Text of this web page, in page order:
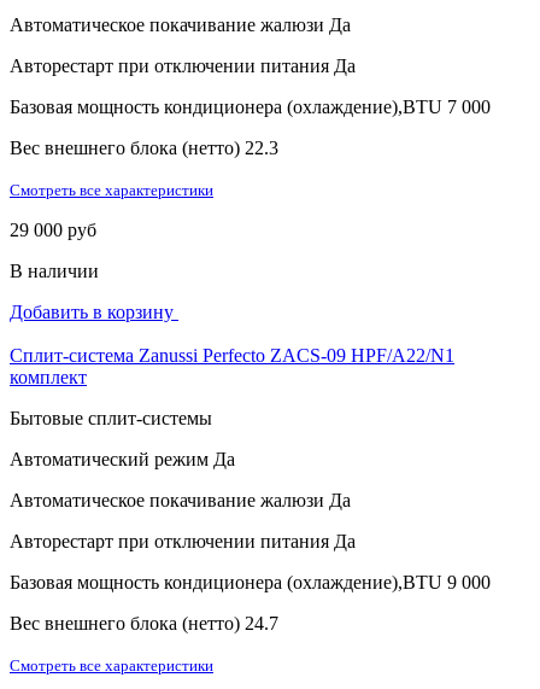
Автоматическое покачивание жалюзи Да
Авторестарт при отключении питания Да
Базовая мощность кондиционера (охлаждение),BTU 7 000
Вес внешнего блока (нетто) 22.3
Смотреть все характеристики
29 000 руб
В наличии
Добавить в корзину
Сплит-система Zanussi Perfecto ZACS-09 HPF/A22/N1
комплект
Бытовые сплит-системы
Автоматический режим Да
Автоматическое покачивание жалюзи Да
Авторестарт при отключении питания Да
Базовая мощность кондиционера (охлаждение),BTU 9 000
Вес внешнего блока (нетто) 24.7
Смотреть все характеристики